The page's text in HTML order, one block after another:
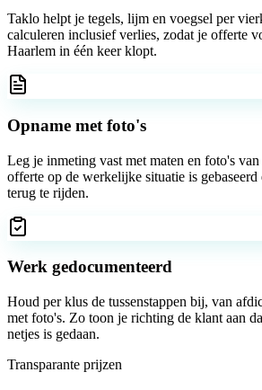
Taklo helpt je tegels, lijm en voegsel per
calculeren inclusief verlies, zodat je offerte
Haarlem in één keer klopt.
Opname met foto's
Leg je inmeting vast met maten en foto's
offerte op de werkelijke situatie is
terug te rijden.
Werk gedocumenteerd
Houd per klus de tussenstappen bij, van
met foto's. Zo toon je richting de klant aan
netjes is gedaan.
Transparante prijzen